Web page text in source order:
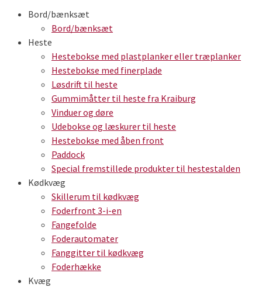
Bord/bænksæt
Bord/bænksæt
Heste
Hestebokse med plastplanker eller træplanker
Hestebokse med finerplade
Løsdrift til heste
Gummimåtter til heste fra Kraiburg
Vinduer og døre
Udebokse og læskurer til heste
Hestebokse med åben front
Paddock
Special fremstillede produkter til hestestalden
Kødkvæg
Skillerum til kødkvæg
Foderfront 3-i-en
Fangefolde
Foderautomater
Fanggitter til kødkvæg
Foderhække
Kvæg